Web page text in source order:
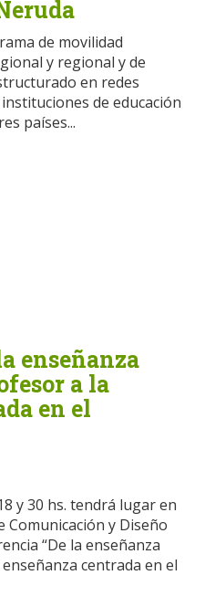
de movilidad
y regional y de
en redes
de educación
países...
enseñanza
a la
en el
y 30 hs. tendrá lugar en
Comunicación y Diseño
“De la enseñanza
centrada en el